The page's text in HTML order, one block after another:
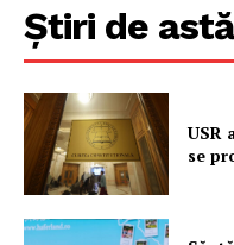
Știri de
USR
se